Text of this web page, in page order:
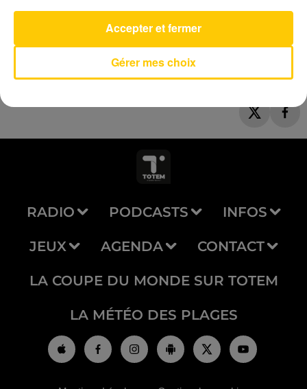
SHAKIRA & BURNA BOY
RADIO PODCASTS INFOS
JEUX AGENDA CONTACT
LA COUPE DU MONDE SUR TOTEM
LA MÉTÉO DES PLAGES
Gérer mes choix
Accepter et fermer